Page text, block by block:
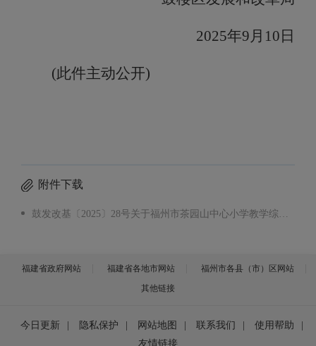
2025年9 月 10日
(此件主动公开)
附件下载
鼓发改基〔2025〕28号关于福州市茶园山中心小学教学综合楼（二期）扩建项目建议书的批复（茶园山小学）.pdf
福建省政府网站 福建省各地市网站
福州市各县（市）区网站
其他链接
今日更新 隐私保护 网站地图 联系我们 使用帮助
友情链接